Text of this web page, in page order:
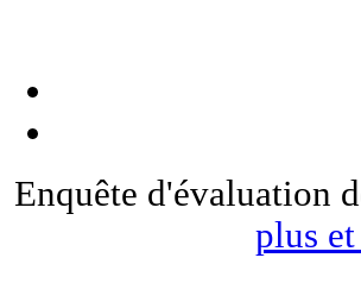
Enquête d'évaluation
plus